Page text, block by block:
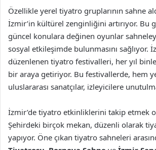
Özellikle yerel tiyatro gruplarının sahne
İzmir’in kültürel zenginliğini artırıyor. Bu
güncel konulara değinen oyunlar
sosyal etkileşimde bulunmasını sağlıyor.
düzenlenen tiyatro festivalleri, her yıl
bir araya getiriyor. Bu festivallerde, hem
uluslararası sanatçılar, izleyicilere
İzmir’de tiyatro etkinliklerini takip etmek
Şehirdeki birçok mekan, düzenli olarak
yapıyor. Öne çıkan tiyatro sahneleri